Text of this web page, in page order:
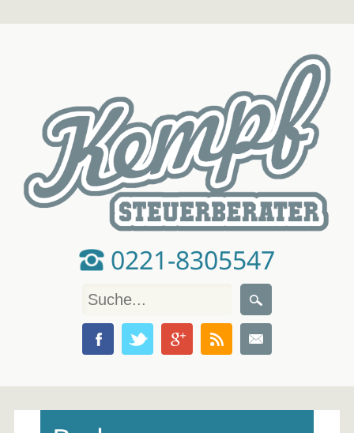
0221-8305547